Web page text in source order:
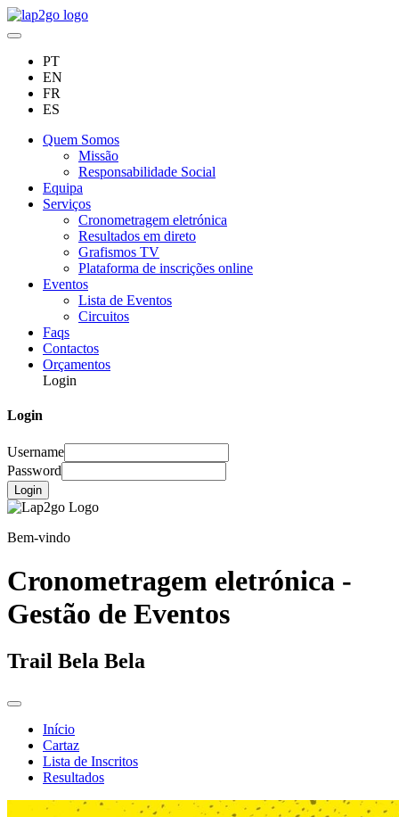
PT
EN
FR
ES
Quem Somos
Missão
Responsabilidade Social
Equipa
Serviços
Cronometragem eletrónica
Resultados em direto
Grafismos TV
Plataforma de inscrições online
Eventos
Lista de Eventos
Circuitos
Faqs
Contactos
Orçamentos
Login
Login
Username
Password
Login
Bem-vindo
Cronometragem eletrónica -
Gestão de Eventos
Trail Bela Bela
Início
Cartaz
Lista de Inscritos
Resultados